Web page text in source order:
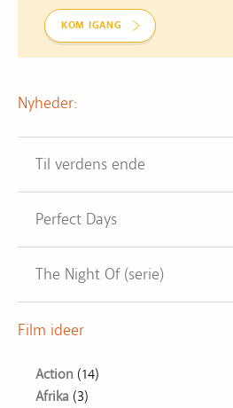
KOM IGANG
Nyheder:
Til verdens ende
Perfect Days
The Night Of (serie)
Film ideer
Action (14)
Afrika (3)